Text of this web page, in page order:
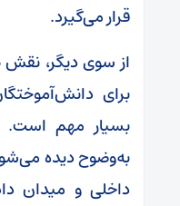
قرار می‌گیرد.
از سوی دیگر، نقش
برای
بسیار مهم است.
به‌وضوح دیده
داخلی و میدان